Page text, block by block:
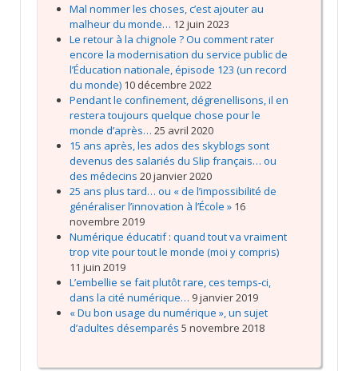
Mal nommer les choses, c’est ajouter au
malheur du monde… 12 juin 2023
Le retour à la chignole ? Ou comment rater
encore la modernisation du service public de
l’Éducation nationale, épisode 123 (un record
du monde) 10 décembre 2022
Pendant le confinement, dégrenellisons, il en
restera toujours quelque chose pour le
monde d’après… 25 avril 2020
15 ans après, les ados des skyblogs sont
devenus des salariés du Slip français… ou
des médecins 20 janvier 2020
25 ans plus tard… ou « de l’impossibilité de
généraliser l’innovation à l’École » 16
novembre 2019
Numérique éducatif : quand tout va vraiment
trop vite pour tout le monde (moi y compris)
11 juin 2019
L’embellie se fait plutôt rare, ces temps-ci,
dans la cité numérique… 9 janvier 2019
« Du bon usage du numérique », un sujet
d’adultes désemparés 5 novembre 2018